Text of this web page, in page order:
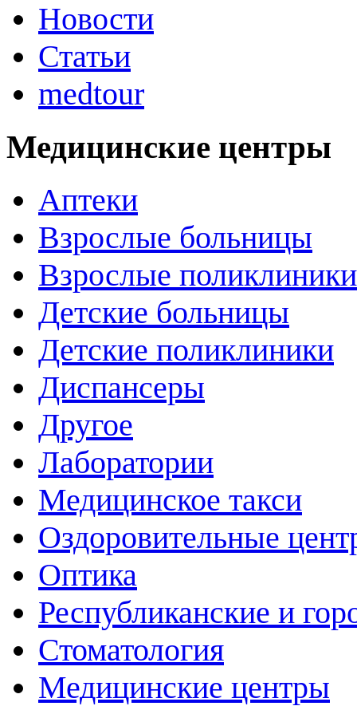
Новости
Статьи
medtour
Медицинские центры
Аптеки
Взрослые больницы
Взрослые поликлиники
Детские больницы
Детские поликлиники
Диспансеры
Другое
Лаборатории
Медицинское такси
Оздоровительные
Оптика
Республиканские и
Стоматология
Медицинские центры